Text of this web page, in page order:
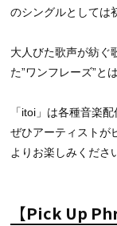
のシングルとしては
大人びた歌声が紡ぐ
た”ワンフレーズ”と
「itoi」は各種音楽
ぜひアーティストが
よりお楽しみくださ
【Pick Up